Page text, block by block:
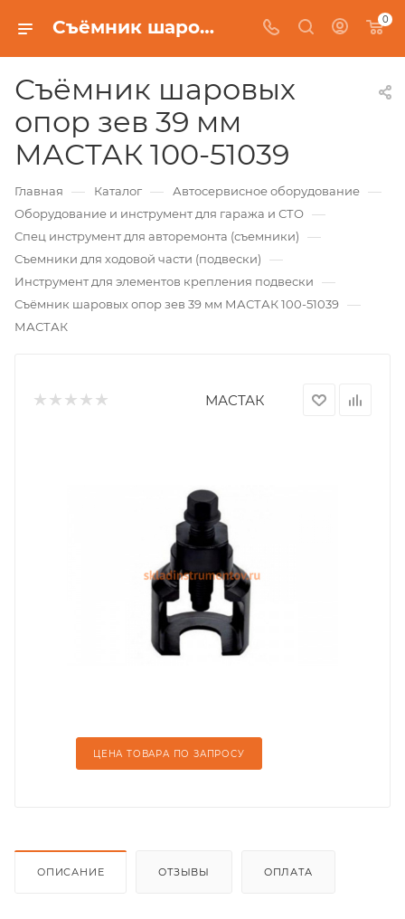
Съёмник шаровых опор зев 39 мм МАСТАК 100-51039 0
Съёмник шаровых
опор зев 39 мм
МАСТАК 100-51039
Главная — Каталог — Автосервисное оборудование —
Оборудование и инструмент для гаража и СТО —
Спец инструмент для авторемонта (съемники) —
Съемники для ходовой части (подвески) —
Инструмент для элементов крепления подвески —
Съёмник шаровых опор зев 39 мм МАСТАК 100-51039 —
МАСТАК
МАСТАК
ЦЕНА ТОВАРА ПО ЗАПРОСУ
ОПИСАНИЕ ОТЗЫВЫ ОПЛАТА